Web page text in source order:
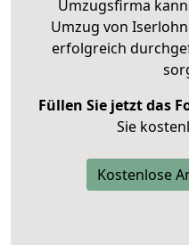
Umzugsfirma
Umzug von
erfolgreich
Füllen Sie jetzt das
Sie
Kostenlose